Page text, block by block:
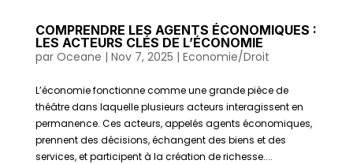
COMPRENDRE LES AGENTS ÉCONOMIQUES :
LES ACTEURS CLÉS DE L’ÉCONOMIE
par Oceane | Nov 7, 2025 | Economie/Droit
L’économie fonctionne comme une grande pièce de
théâtre dans laquelle plusieurs acteurs interagissent en
permanence. Ces acteurs, appelés agents économiques,
prennent des décisions, échangent des biens et des
services, et participent à la création de richesse....